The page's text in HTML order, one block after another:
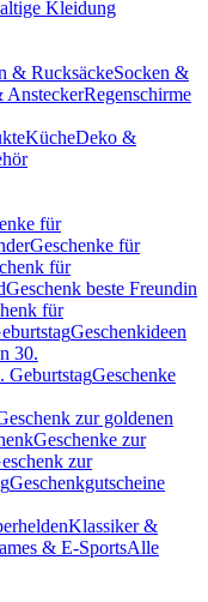
Kleidung
& RucksäckeSocken &
AnsteckerRegenschirme
KücheDeko &
für
Geschenke für
für
Geschenk beste Freundin
für
Geschenkideen
30.
GeburtstagGeschenke
zur goldenen
Geschenke zur
zur
Geschenkgutscheine
Klassiker &
& E-SportsAlle